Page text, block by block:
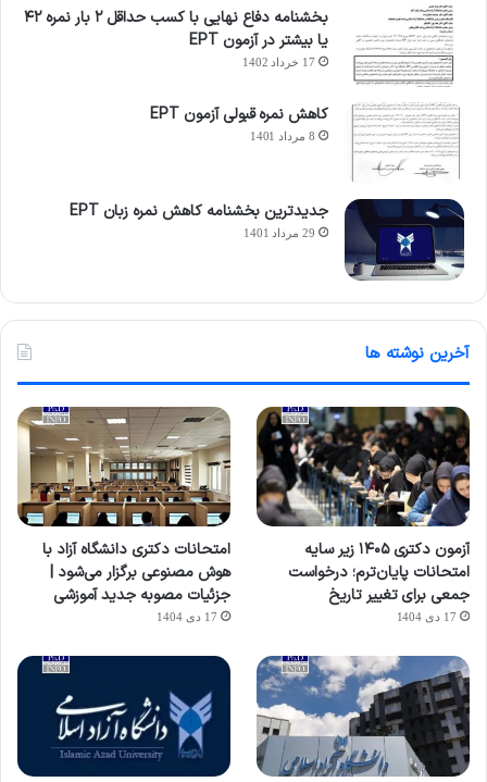
بخشنامه دفاع نهایی با کسب حداقل ۲ بار نمره ۴۲
یا بیشتر در آزمون EPT
17 خرداد 1402
کاهش نمره قبولی آزمون EPT
8 مرداد 1401
جدیدترین بخشنامه کاهش نمره زبان EPT
29 مرداد 1401
آخرین نوشته ها
آزمون دکتری ۱۴۰۵ زیر سایه
امتحانات پایان‌ترم؛ درخواست
جمعی برای تغییر تاریخ
17 دی 1404
امتحانات دکتری دانشگاه آزاد با
هوش مصنوعی برگزار می‌شود |
جزئیات مصوبه جدید آموزشی
17 دی 1404